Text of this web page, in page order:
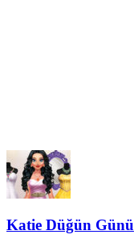
Katie Düğün Günü